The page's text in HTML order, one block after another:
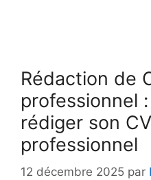
Rédaction de
professionnel
rédiger son
professionnel
12 décembre 2025 par